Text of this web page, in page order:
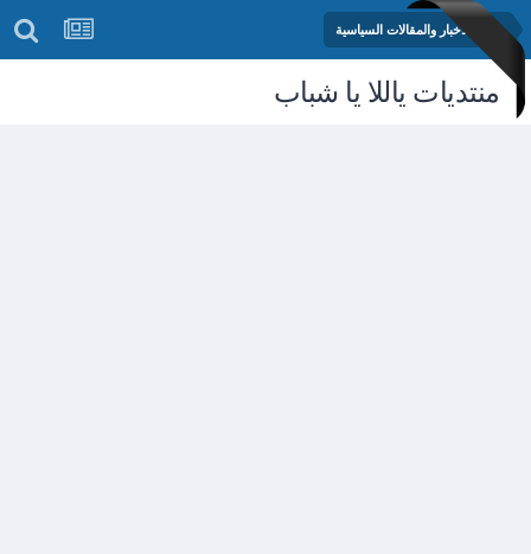
منتدى الأخبار والمقالات السياسية
منتديات ياللا يا شباب